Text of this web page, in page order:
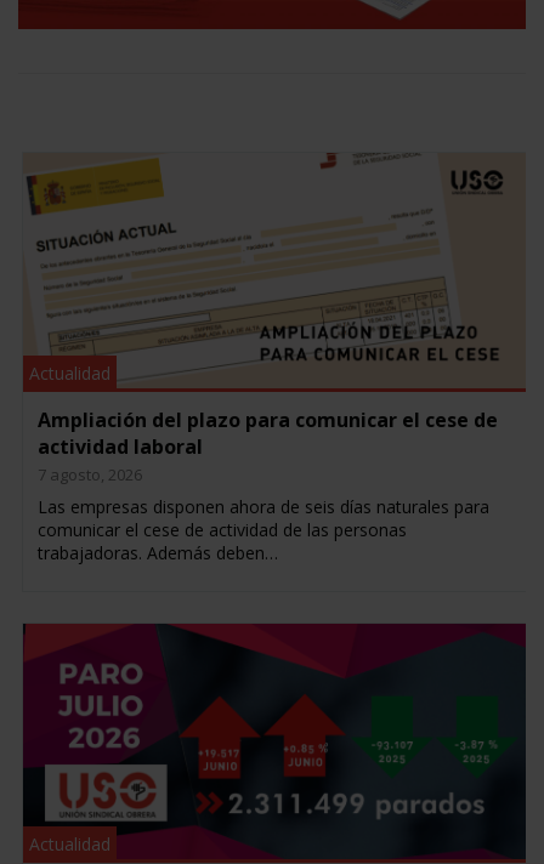
Actualidad
Ampliación del plazo para comunicar el cese de
actividad laboral
7 agosto, 2026
Las empresas disponen ahora de seis días naturales para
comunicar el cese de actividad de las personas
trabajadoras. Además deben…
Actualidad